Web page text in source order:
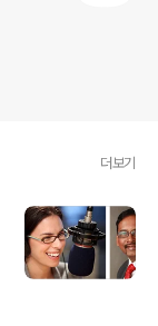
더보기